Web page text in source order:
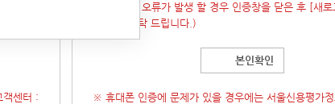
객센터 :
(인증 창이 오류가 발생 할 경우 인증창을 닫은 후 [새로
시 시도 부탁 드립니다.)
본인확인
※ 휴대폰 인증에 문제가 있을 경우에는 서울신용평가